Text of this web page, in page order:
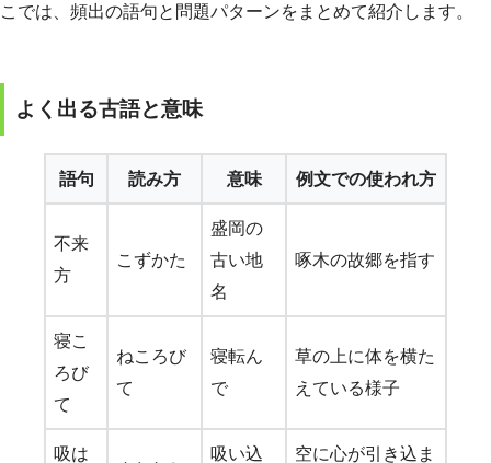
こでは、頻出の語句と問題パターンをまとめて紹介します。
よく出る古語と意味
語句 読み方 意味 例文での使われ方
不来
方
こずかた
盛岡の
古い地
名
啄木の故郷を指す
寝こ
ろび
て
ねころび
て
寝転ん
で
草の上に体を横た
えている様子
吸は
吸い込
空に心が引き込ま